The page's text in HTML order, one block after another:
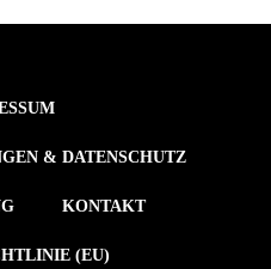
& DATENSCHUTZ
KONTAKT
(EU)